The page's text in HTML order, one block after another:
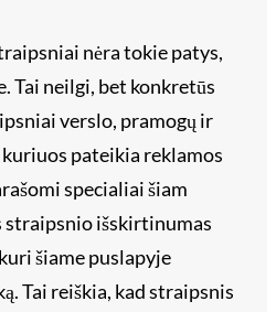
nėra tokie patys,
Tai neilgi, bet konkretūs
verslo, pramogų ir
pateikia reklamos
specialiai šiam
išskirtinumas
šiame puslapyje
Tai reiškia, kad straipsnis